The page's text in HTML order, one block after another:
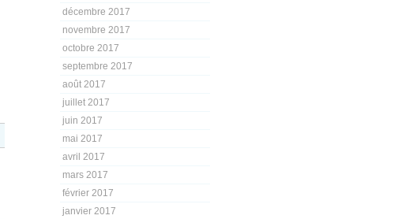
décembre 2017
novembre 2017
octobre 2017
septembre 2017
août 2017
juillet 2017
juin 2017
mai 2017
avril 2017
mars 2017
février 2017
janvier 2017